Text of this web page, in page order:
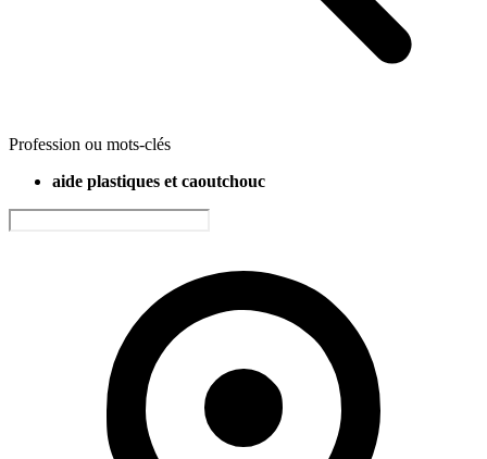
Profession ou mots-clés
aide plastiques et caoutchouc